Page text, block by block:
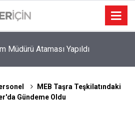
Müdürü Ataması Yapıldı
MEB Taşra Teşkilatındaki
Gündeme Oldu